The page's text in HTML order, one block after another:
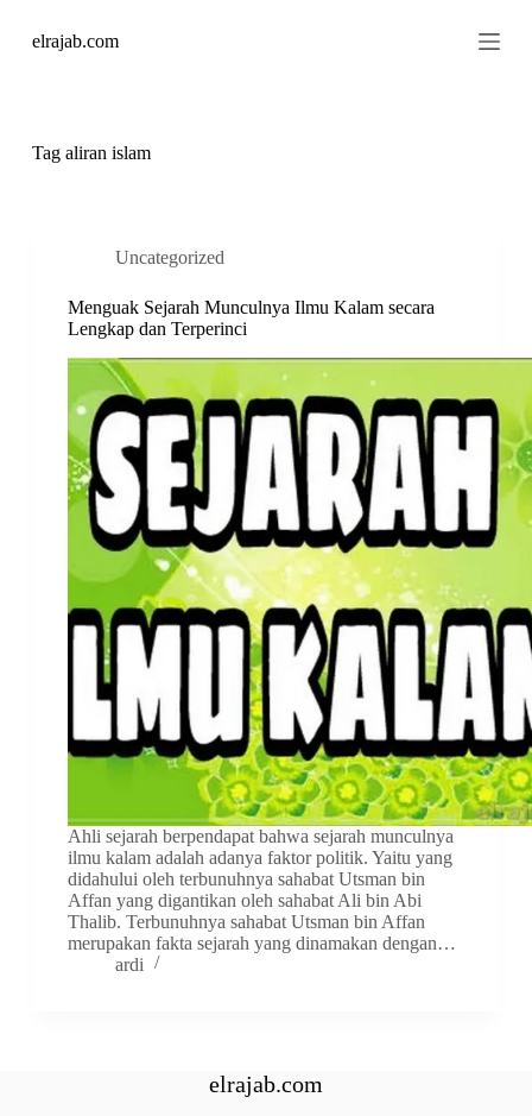
kelrajab.com
Tagaliran islam
Uncategorized
Menguak Sejarah Munculnya Ilmu Kalam secara
Lengkap dan Terperinci
Ahli sejarah berpendapat bahwa sejarah munculnya
ilmu kalam adalah adanya faktor politik. Yaitu yang
didahului oleh terbunuhnya sahabat Utsman bin
Affan yang digantikan oleh sahabat Ali bin Abi
Thalib. Terbunuhnya sahabat Utsman bin Affan
merupakan fakta sejarah yang dinamakan dengan…
ardi
elrajab.com